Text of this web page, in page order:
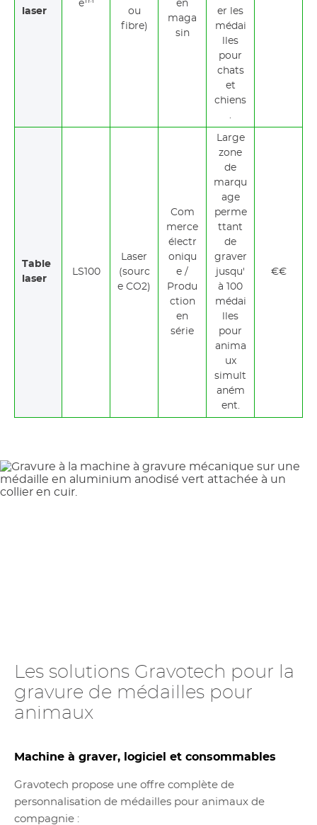
laser
e™
ou
fibre)
en
maga
sin
er les
médai
lles
pour
chats
et
chiens
.
Table
laser
LS100
Laser
(sourc
e CO2)
Com
merce
électr
oniqu
e /
Produ
ction
en
série
Large
zone
de
marqu
age
perme
ttant
de
graver
jusqu'
à 100
médai
lles
pour
anima
ux
simult
aném
ent.
€€
Les solutions Gravotech pour la
gravure de médailles pour
animaux
Machine à graver, logiciel et consommables
Gravotech propose une offre complète de
personnalisation de médailles pour animaux de
compagnie :